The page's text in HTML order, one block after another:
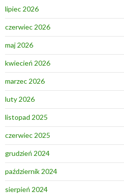
lipiec 2026
czerwiec 2026
maj 2026
kwiecień 2026
marzec 2026
luty 2026
listopad 2025
czerwiec 2025
grudzień 2024
październik 2024
sierpień 2024